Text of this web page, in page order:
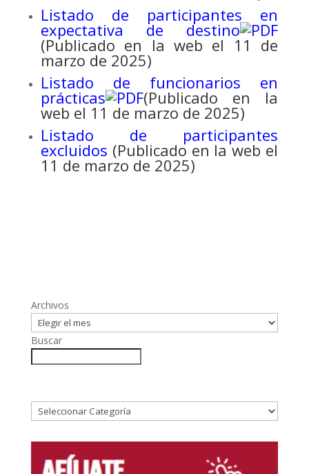
Listado de participantes en
expectativa de destino
(Publicado en la web el 11 de
marzo de 2025)
Listado de funcionarios en
prácticas (Publicado en la
web el 11 de marzo de 2025)
Listado de participantes
excluidos (Publicado en la web el
11 de marzo de 2025)
Archivos
Buscar